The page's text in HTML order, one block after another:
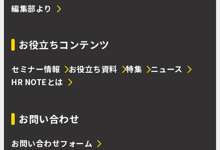
編集部より
お役立ちコンテンツ
セミナー情報 お役立ち資料 特集
ニュース
HR NOTEとは
お問い合わせ
お問い合わせフォーム